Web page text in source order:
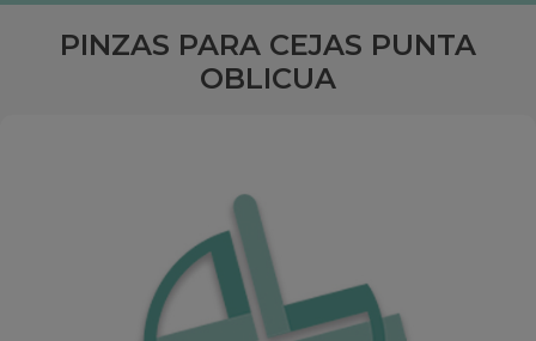
PINZAS PARA CEJAS PUNTA
OBLICUA